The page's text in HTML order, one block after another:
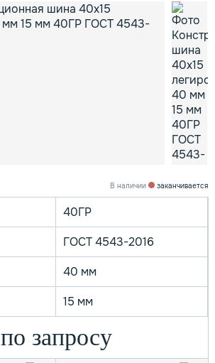
В наличии
заканчивается
40ГР
ГОСТ 4543-2016
40 мм
15 мм
по запросу